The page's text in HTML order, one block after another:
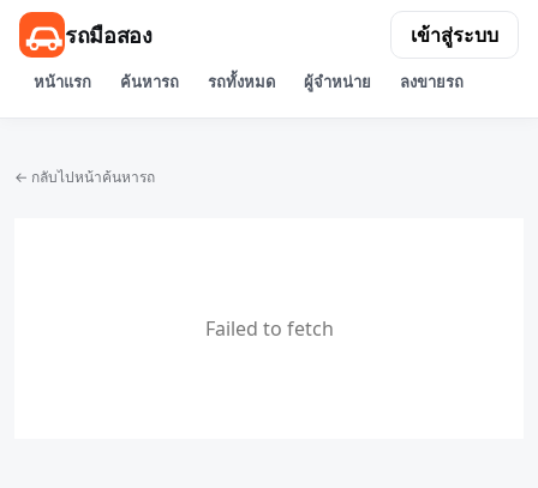
รถมือสอง
หน้าแรก ค้นหารถ รถทั้งหมด ผู้จำหน่าย ลงขายรถ
เข้าสู่ระบบ
← กลับไปหน้าค้นหารถ
Failed to fetch